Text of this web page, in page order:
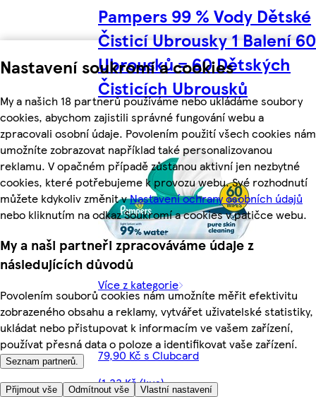
Nastavení soukromí a cookies
My a našich 18 partnerů používáme nebo ukládáme soubory
cookies, abychom zajistili správné fungování webu a
zpracovali osobní údaje. Povolením použití všech cookies nám
umožníte zobrazovat například také personalizovanou
reklamu. V opačném případě zůstanou aktivní jen nezbytné
cookies, které potřebujeme k provozu webu. Své rozhodnutí
můžete kdykoliv změnit vNastavení ochrany osobních údajů
nebo kliknutím na odkaz Soukromí a cookies v patičce webu.
My a naši partneři zpracováváme údaje z
následujících důvodů
Povolením souborů cookies nám umožníte měřit efektivitu
zobrazeného obsahu a reklamy, vytvářet uživatelské statistiky,
ukládat nebo přistupovat k informacím ve vašem zařízení,
používat přesná data o poloze a identifikovat vaše zařízení.
Seznam partnerů.
Přijmout vše Odmítnout vše Vlastní nastavení
Pampers 99 % Vody Dětské
Čisticí Ubrousky 1 Balení 60
Ubrousků = 60 Dětských
Čisticích Ubrousků
Více z kategorie
79,90 Kč s Clubcard
(1,33 Kč/kus)